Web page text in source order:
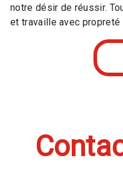
notre désir de réussir.
et travaille avec propreté